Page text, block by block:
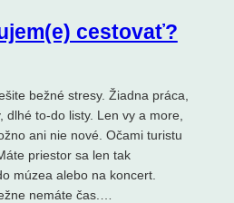
cestovať?
bežné stresy. Žiadna práca,
dlhé to-do listy. Len vy a more,
ani nie nové. Očami turistu
priestor sa len tak
múzea alebo na koncert.
nemáte čas.…